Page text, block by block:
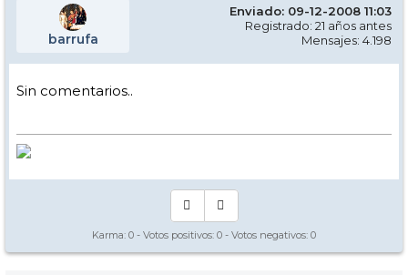
barrufa
Enviado: 09-12-2008 11:03
Registrado: 21 años antes
Mensajes: 4.198
Sin comentarios..
Karma: 0 - Votos positivos: 0 - Votos negativos: 0